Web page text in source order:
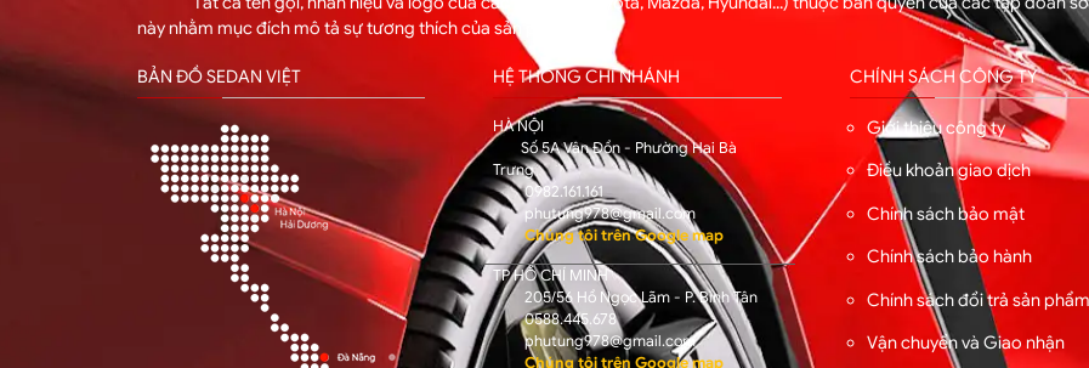
này nhằm mục đích mô tả sự tương thích của sản phẩm.
BẢN ĐỒ SEDAN VIỆT HỆ THỐNG CHI NHÁNH
HÀ NỘI
Số 5A Vân Đồn - Phường Hai Bà
Trưng
0982.161.161
phutung978@gmail.com
Chúng tôi trên Google map
TP HỒ CHÍ MINH
205/56 Hồ Ngọc Lãm - P. Bình Tân
0588.445.678
phutung978@gmail.com
Chúng tôi trên Google map
CHÍNH SÁCH CÔNG TY
Giới thiệu công ty
Điều khoản giao dịch
Chính sách bảo mật
Chính sách bảo hành
Chính sách đổi trả sản phẩm
Vận chuyển và Giao nhận